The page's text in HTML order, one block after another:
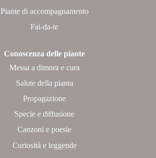
Piante di accompagnamento
Fai-da-te
Conoscenza delle piante
Messa a dimora e cura
Salute della pianta
Propagazione
Specie e diffusione
Canzoni e poesie
Curiosità e leggende